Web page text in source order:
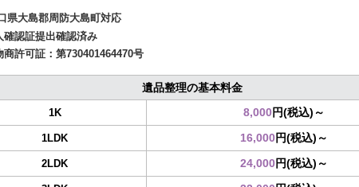
県大島郡周防大島町対応
確認証提出確認済み
商許可証： 第730401464470号
遺品整理の基本料金
1K 8,000円(税込)～
1LDK 16,000円(税込)～
2LDK 24,000円(税込)～